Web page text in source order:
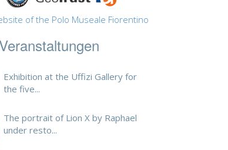
of the Polo Museale Fiorentino
Exhibition at the Uffizi Gallery for
the five...
The portrait of Lion X by Raphael
under resto...